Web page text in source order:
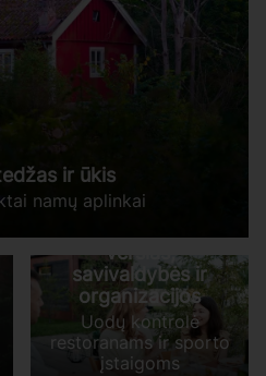
ir ūkis
namų aplinkai
Verslas,
savivaldybės ir
organizacijos
Uodų kontrolė
restoranams ir sporto
įstaigoms